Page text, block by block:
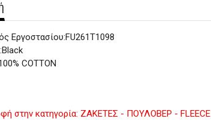
Εργοστασίου:FU261T1098
COTTON
στην κατηγορία: ΖΑΚΕΤΕΣ - ΠΟΥΛΟΒΕΡ - FLEECE